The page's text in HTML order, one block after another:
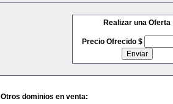
Realizar una Oferta
Precio Ofrecido $
Otros dominios en venta: